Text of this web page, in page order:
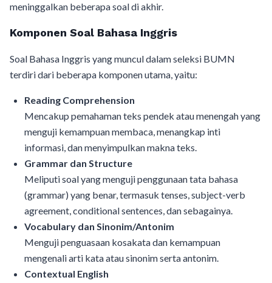
meninggalkan beberapa soal di akhir.
Komponen Soal Bahasa Inggris
Soal Bahasa Inggris yang muncul dalam seleksi BUMN
terdiri dari beberapa komponen utama, yaitu:
Reading Comprehension
Mencakup pemahaman teks pendek atau menengah yang
menguji kemampuan membaca, menangkap inti
informasi, dan menyimpulkan makna teks.
Grammar dan Structure
Meliputi soal yang menguji penggunaan tata bahasa
(grammar) yang benar, termasuk tenses, subject-verb
agreement, conditional sentences, dan sebagainya.
Vocabulary dan Sinonim/Antonim
Menguji penguasaan kosakata dan kemampuan
mengenali arti kata atau sinonim serta antonim.
Contextual English